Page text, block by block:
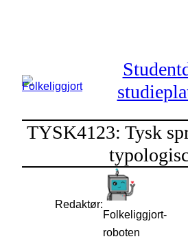
TYSK4123: Tysk
Redaktør:
Folkeliggjort-
roboten